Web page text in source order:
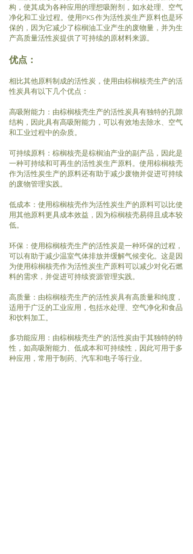
构，使其成为各种应用的理想吸附剂，如水处理、空气
净化和工业过程。使用PKS作为活性炭生产原料也是环
保的，因为它减少了棕榈油工业产生的废物量，并为生
产高质量活性炭提供了可持续的原材料来源。
优点：
相比其他原料制成的活性炭，使用由棕榈核壳生产的活
性炭具有以下几个优点：
高吸附能力：由棕榈核壳生产的活性炭具有独特的孔隙
结构，因此具有高吸附能力，可以有效地去除水、空气
和工业过程中的杂质。
可持续原料：棕榈核壳是棕榈油产业的副产品，因此是
一种可持续和可再生的活性炭生产原料。使用棕榈核壳
作为活性炭生产的原料还有助于减少废物并促进可持续
的废物管理实践。
低成本：使用棕榈核壳作为活性炭生产的原料可以比使
用其他原料更具成本效益，因为棕榈核壳易得且成本较
低。
环保：使用棕榈核壳生产的活性炭是一种环保的过程，
可以有助于减少温室气体排放并缓解气候变化。这是因
为使用棕榈核壳作为活性炭生产原料可以减少对化石燃
料的需求，并促进可持续资源管理实践。
高质量：由棕榈核壳生产的活性炭具有高质量和纯度，
适用于广泛的工业应用，包括水处理、空气净化和食品
和饮料加工。
多功能应用：由棕榈核壳生产的活性炭由于其独特的特
性，如高吸附能力、低成本和可持续性，因此可用于多
种应用，常用于制药、汽车和电子等行业。